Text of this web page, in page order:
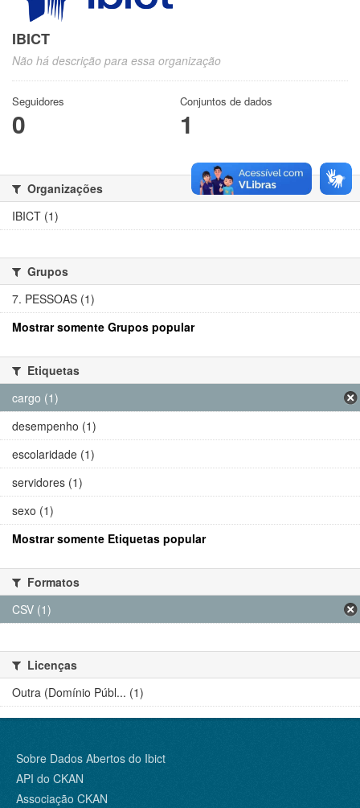
IBICT
Não há descrição para essa organização
Seguidores
0
Conjuntos de dados
1
Organizações
IBICT (1)
Grupos
7. PESSOAS (1)
Mostrar somente Grupos popular
Etiquetas
cargo (1)
desempenho (1)
escolaridade (1)
servidores (1)
sexo (1)
Mostrar somente Etiquetas popular
Formatos
CSV (1)
Licenças
Outra (Domínio Públ... (1)
Sobre Dados Abertos do Ibict
API do CKAN
Associação CKAN